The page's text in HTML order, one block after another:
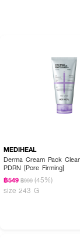
How To Use :
สะอาดเล็กน้อยให้เกิด
MEDIHEAL
Derma Cream Pack
PDRN [Pore Firming]
฿549 ฿999 (45%)
size 243 G